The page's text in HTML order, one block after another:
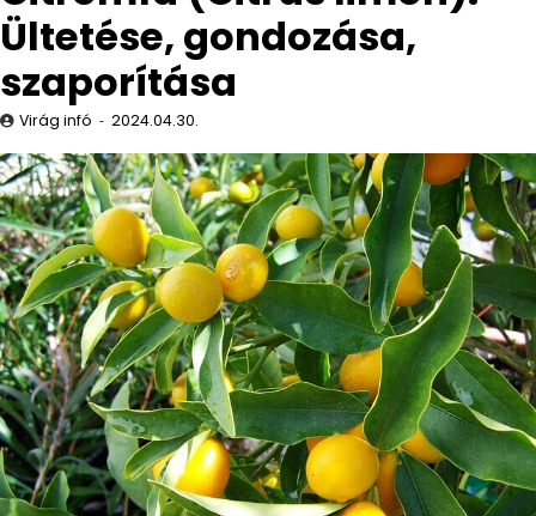
Ültetése, gondozása,
szaporítása
Virág infó 2024.04.30.